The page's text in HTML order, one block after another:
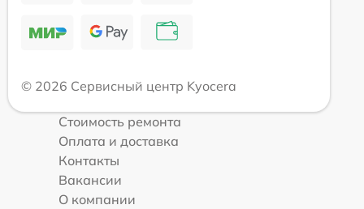
© 2026 Сервисный центр Kyocera
Стоимость ремонта
Оплата и доставка
Контакты
Вакансии
О компании